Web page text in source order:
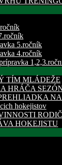
5.ročník
4.ročník
TÍM MLÁDEŽE
HRÁČA
NA
hokejistov
HOKEJISTU